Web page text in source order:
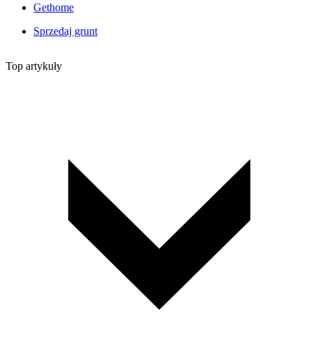
Gethome
Sprzedaj grunt
Top artykuły